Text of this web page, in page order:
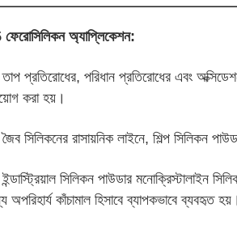
অ্যাপ্লিকেশন:
প্রতিরোধের, পরিধান প্রতিরোধের এবং
করা হয়।
সিলিকনের রাসায়নিক লাইনে, শিল্প সিলিকন
সিলিকন পাউডার মনোক্রিস্টালাইন
অপরিহার্য কাঁচামাল হিসাবে ব্যাপকভাবে ব্যবহৃত হয়।